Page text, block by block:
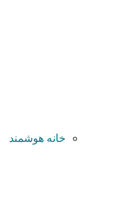
خانه هوشمند